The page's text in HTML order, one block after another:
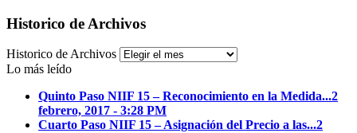
Historico de Archivos
Historico de Archivos
Lo más leído
Quinto Paso NIIF 15 – Reconocimiento en la Medida...2
febrero, 2017 - 3:28 PM
Cuarto Paso NIIF 15 – Asignación del Precio a las...2